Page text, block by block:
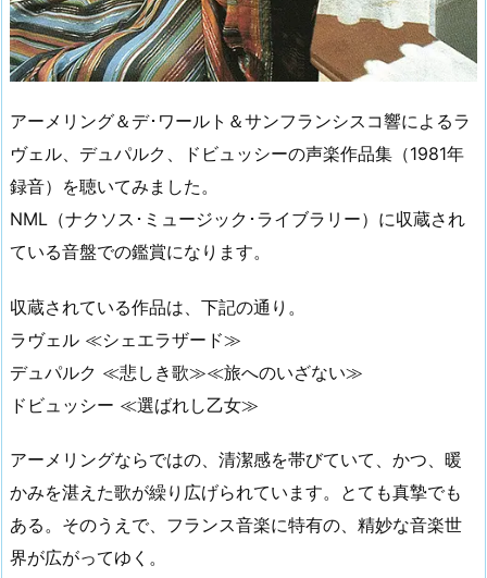
アーメリング＆デ･ワールト＆サンフランシスコ響によるラ
ヴェル、デュパルク、ドビュッシーの声楽作品集（1981年
録音）を聴いてみました。
NML（ナクソス･ミュージック･ライブラリー）に収蔵され
ている音盤での鑑賞になります。
収蔵されている作品は、下記の通り。
ラヴェル ≪シェエラザード≫
デュパルク ≪悲しき歌≫≪旅へのいざない≫
ドビュッシー ≪選ばれし乙女≫
アーメリングならではの、清潔感を帯びていて、かつ、暖
かみを湛えた歌が繰り広げられています。とても真摯でも
ある。そのうえで、フランス音楽に特有の、精妙な音楽世
界が広がってゆく。